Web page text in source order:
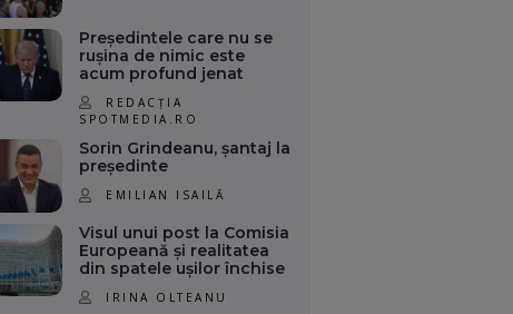
Președintele care nu se
rușina de nimic este
acum profund jenat
REDACȚIA
SPOTMEDIA.RO
Sorin Grindeanu, șantaj la
președinte
EMILIAN ISAILĂ
Visul unui post la Comisia
Europeană și realitatea
din spatele ușilor închise
IRINA OLTEANU